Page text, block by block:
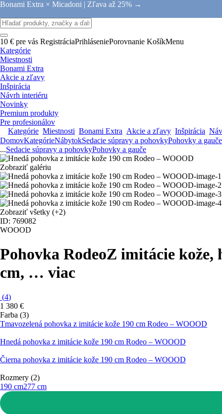
Bonami Extra × Micadoni | Zľava až 25% →
10 € pre vás RegistráciaPrihláseniePorovnanie KošíkMenu
Kategórie
Miestnosti
Bonami Extra
Akcie a zľavy
Inšpirácia
Návrh interiéru
Novinky
Premium produkty
Pre profesionálov
Kategórie Miestnosti Bonami Extra Akcie a zľavy Inšpirácia
DomovKategórieNábytokSedacie súpravy a pohovkyPohovky a gauče
...Sedacie súpravy a pohovkyPohovky a gauče
Zobraziť galériu
Zobraziť všetky (+2)
ID: 769082
WOOOD
Pohovka RodeoZ imitácie kože,
cm, … viac
(4)
1 380 €
Farba (3)
Tmavozelená pohovka z imitácie kože 190 cm Rodeo – WOOOD
Hnedá pohovka z imitácie kože 190 cm Rodeo – WOOOD
Čierna pohovka z imitácie kože 190 cm Rodeo – WOOOD
Rozmery (2)
190 cm277 cm